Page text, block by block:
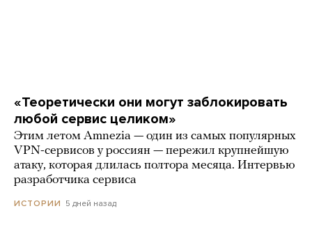
«Теоретически они могут заблокировать
любой сервис целиком»
Этим летом Amnezia — один из самых популярных
VPN-сервисов у россиян — пережил крупнейшую
атаку, которая длилась полтора месяца. Интервью
разработчика сервиса
ИСТОРИИ 5 дней назад